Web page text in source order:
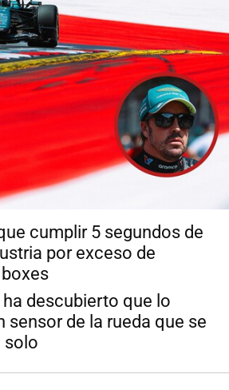
cumplir 5 segundos de
por exceso de
descubierto que lo
sensor de la rueda que se
solo